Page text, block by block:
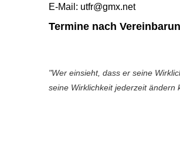
E-Mail: utfr@gmx.net
Termine nach
"Wer einsieht, dass er seine
seine Wirklichkeit jederzeit ändern